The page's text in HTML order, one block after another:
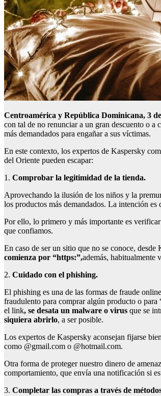
Centroamérica y República Dominicana, 3
con tal de no renunciar a un gran descuento o a
más demandados para engañar a sus víctimas.
En este contexto, los expertos de Kaspersky
del Oriente pueden escapar:
1. Comprobar la legitimidad de la tienda.
Aprovechando la ilusión de los niños y la
los productos más demandados. La intención
Por ello, lo primero y más importante es
que confiamos.
En caso de ser un sitio que no se conoce,
comienza por “https:”,además, habitualmente
2. Cuidado con el phishing.
El phishing es una de las formas de fraude
fraudulento para comprar algún producto o
el link, se desata un malware o virus que se
siquiera abrirlo, a ser posible.
Los expertos de Kaspersky aconsejan fijarse
como @gmail.com o @hotmail.com.
Otra forma de proteger nuestro dinero de
comportamiento, que envía una notificación si
3. Completar las compras a través de